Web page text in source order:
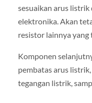
sesuaikan arus
elektronika. Akan
resistor lainnya
Komponen
pembatas arus
tegangan listrik,